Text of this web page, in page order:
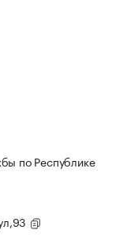
по Республике